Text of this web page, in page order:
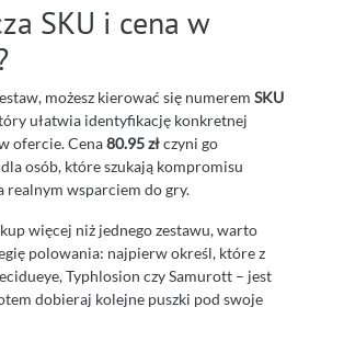
SKU i cena w
możesz kierować się numerem SKU
ułatwia identyfikację konkretnej
ofercie. Cena80.95 złczyni go
osób, które szukają kompromisu
realnym wsparciem do gry.
więcej niż jednego zestawu, warto
polowania: najpierw określ, które z
Typhlosion czy Samurott – jest
dobieraj kolejne puszki pod swoje